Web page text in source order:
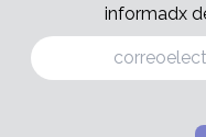
informadx